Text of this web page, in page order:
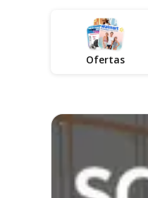
Ofertas